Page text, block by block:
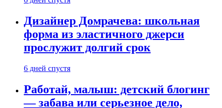
Дизайнер Домрачева: школьная
форма из эластичного джерси
прослужит долгий срок
6 дней спустя
Работай, малыш: детский блогинг
— забава или серьезное дело,